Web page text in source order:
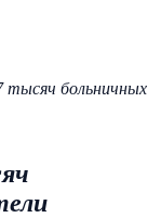
тысяч больничных